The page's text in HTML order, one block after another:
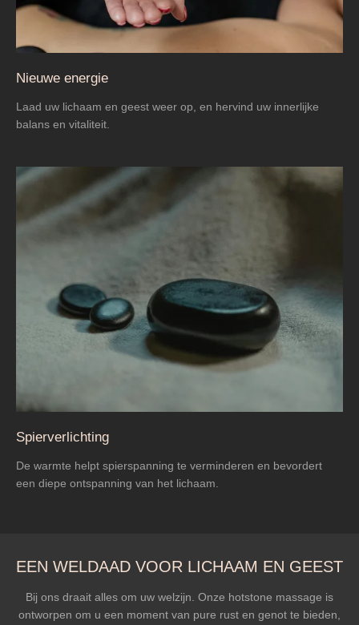
Nieuwe energie
Laad uw lichaam en geest weer op, en hervind uw innerlijke
balans en vitaliteit.
Spierverlichting
De warmte helpt spierspanning te verminderen en bevordert
een diepe ontspanning van het lichaam.
EEN WELDAAD VOOR LICHAAM EN GEEST
Bij ons draait alles om uw welzijn. Onze hotstone massage is
ontworpen om u een moment van pure rust en genot te bieden,